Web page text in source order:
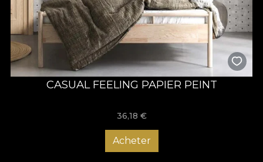
CASUAL FEELING PAPIER PEINT
36,18 €
Acheter